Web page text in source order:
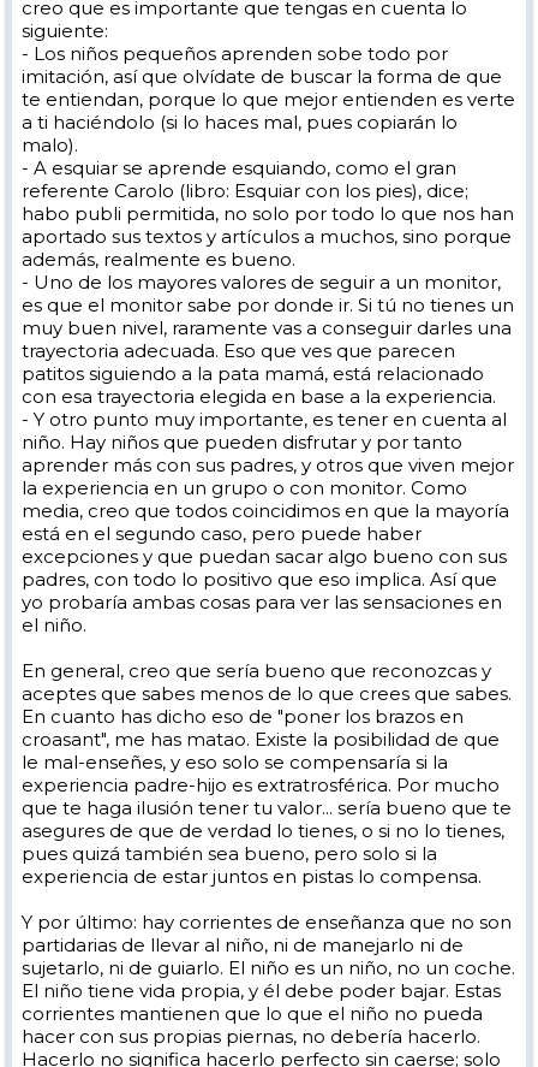
creo que es importante que tengas en cuenta lo
siguiente:
- Los niños pequeños aprenden sobe todo por
imitación, así que olvídate de buscar la forma de que
te entiendan, porque lo que mejor entienden es verte
a ti haciéndolo (si lo haces mal, pues copiarán lo
malo).
- A esquiar se aprende esquiando, como el gran
referente Carolo (libro: Esquiar con los pies), dice;
habo publi permitida, no solo por todo lo que nos han
aportado sus textos y artículos a muchos, sino porque
además, realmente es bueno.
- Uno de los mayores valores de seguir a un monitor,
es que el monitor sabe por donde ir. Si tú no tienes un
muy buen nivel, raramente vas a conseguir darles una
trayectoria adecuada. Eso que ves que parecen
patitos siguiendo a la pata mamá, está relacionado
con esa trayectoria elegida en base a la experiencia.
- Y otro punto muy importante, es tener en cuenta al
niño. Hay niños que pueden disfrutar y por tanto
aprender más con sus padres, y otros que viven mejor
la experiencia en un grupo o con monitor. Como
media, creo que todos coincidimos en que la mayoría
está en el segundo caso, pero puede haber
excepciones y que puedan sacar algo bueno con sus
padres, con todo lo positivo que eso implica. Así que
yo probaría ambas cosas para ver las sensaciones en
el niño.
En general, creo que sería bueno que reconozcas y
aceptes que sabes menos de lo que crees que sabes.
En cuanto has dicho eso de "poner los brazos en
croasant", me has matao. Existe la posibilidad de que
le mal-enseñes, y eso solo se compensaría si la
experiencia padre-hijo es extratrosférica. Por mucho
que te haga ilusión tener tu valor... sería bueno que te
asegures de que de verdad lo tienes, o si no lo tienes,
pues quizá también sea bueno, pero solo si la
experiencia de estar juntos en pistas lo compensa.
Y por último: hay corrientes de enseñanza que no son
partidarias de llevar al niño, ni de manejarlo ni de
sujetarlo, ni de guiarlo. El niño es un niño, no un coche.
El niño tiene vida propia, y él debe poder bajar. Estas
corrientes mantienen que lo que el niño no pueda
hacer con sus propias piernas, no debería hacerlo.
Hacerlo no significa hacerlo perfecto sin caerse; solo